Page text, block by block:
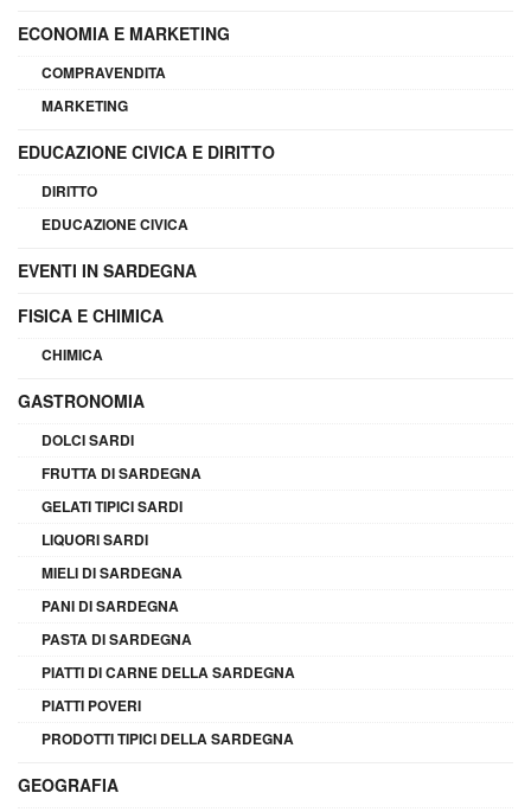
ECONOMIA E MARKETING
COMPRAVENDITA
MARKETING
EDUCAZIONE CIVICA E DIRITTO
DIRITTO
EDUCAZIONE CIVICA
EVENTI IN SARDEGNA
FISICA E CHIMICA
CHIMICA
GASTRONOMIA
DOLCI SARDI
FRUTTA DI SARDEGNA
GELATI TIPICI SARDI
LIQUORI SARDI
MIELI DI SARDEGNA
PANI DI SARDEGNA
PASTA DI SARDEGNA
PIATTI DI CARNE DELLA SARDEGNA
PIATTI POVERI
PRODOTTI TIPICI DELLA SARDEGNA
GEOGRAFIA